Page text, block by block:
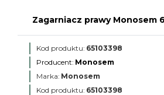
Zagarniacz prawy Monosem
Kod produktu: 65103398
Producent: Monosem
Marka: Monosem
Kod produktu: 65103398